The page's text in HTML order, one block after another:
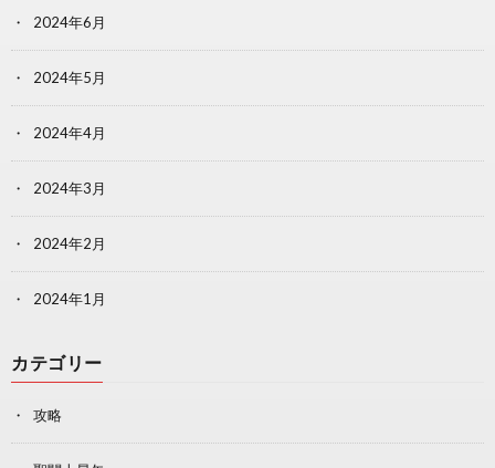
2024年6月
2024年5月
2024年4月
2024年3月
2024年2月
2024年1月
カテゴリー
攻略